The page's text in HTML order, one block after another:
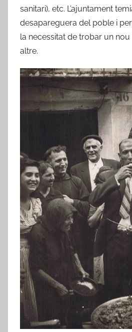
sanitari), etc. L’ajuntament
desapareguera del poble i
la necessitat de trobar un
altre.